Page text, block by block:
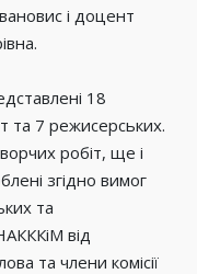
і доцент
18
та 7 режисерських.
робіт, ще і
згідно вимог
та
від
та члени комісії